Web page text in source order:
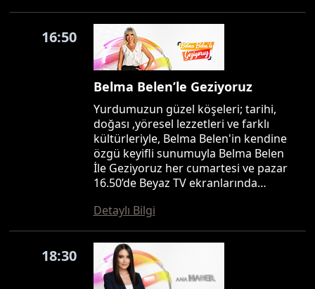
16:50
Belma Belen’le Geziyoruz
Yurdumuzun güzel köşeleri; tarihi,
doğası ,yöresel lezzetleri ve farklı
kültürleriyle, Belma Belen'in kendine
özgü keyifli sunumuyla Belma Belen
İle Geziyoruz her cumartesi ve pazar
16.50’de Beyaz TV ekranlarında…
Detaylı Bilgi
18:30